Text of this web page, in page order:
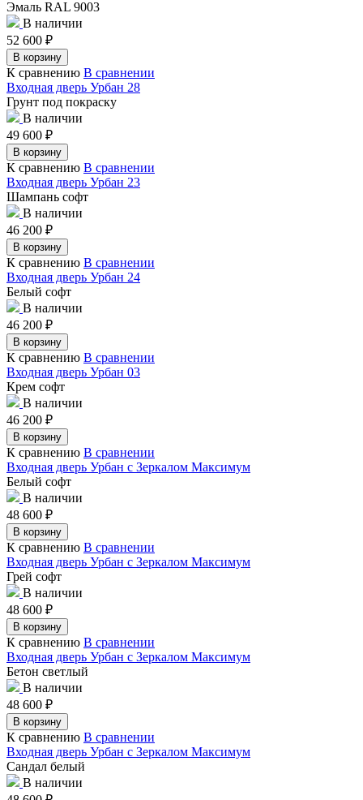
Эмаль RAL 9003
В наличии
52 600 ₽
В корзину
К сравнению В сравнении
Входная дверь Урбан 28
Грунт под покраску
В наличии
49 600 ₽
В корзину
К сравнению В сравнении
Входная дверь Урбан 23
Шампань софт
В наличии
46 200 ₽
В корзину
К сравнению В сравнении
Входная дверь Урбан 24
Белый софт
В наличии
46 200 ₽
В корзину
К сравнению В сравнении
Входная дверь Урбан 03
Крем софт
В наличии
46 200 ₽
В корзину
К сравнению В сравнении
Входная дверь Урбан с Зеркалом Максимум
Белый софт
В наличии
48 600 ₽
В корзину
К сравнению В сравнении
Входная дверь Урбан с Зеркалом Максимум
Грей софт
В наличии
48 600 ₽
В корзину
К сравнению В сравнении
Входная дверь Урбан с Зеркалом Максимум
Бетон светлый
В наличии
48 600 ₽
В корзину
К сравнению В сравнении
Входная дверь Урбан с Зеркалом Максимум
Сандал белый
В наличии